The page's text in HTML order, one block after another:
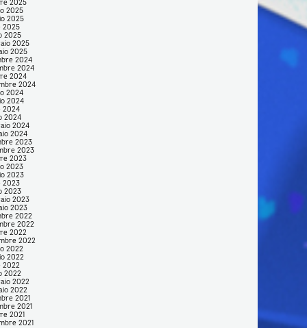
2025
2025
2025
2025
2025
2025
2025
2024
2024
2024
2024
2024
2024
2024
2024
2024
2024
2023
2023
2023
2023
2023
2023
2023
2023
2023
2022
2022
2022
2022
2022
2022
2022
2022
2022
2022
2021
2021
2021
2021